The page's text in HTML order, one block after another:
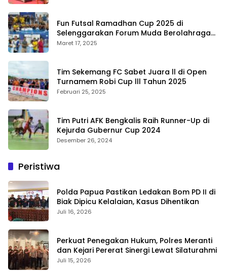
Fun Futsal Ramadhan Cup 2025 di
Selenggarakan Forum Muda Berolahraga
Bengkalis
Maret 17, 2025
Tim Sekemang FC Sabet Juara ll di Open
Turnamem Robi Cup lll Tahun 2025
Februari 25, 2025
Tim Putri AFK Bengkalis Raih Runner-Up di
Kejurda Gubernur Cup 2024
Desember 26, 2024
Peristiwa
Polda Papua Pastikan Ledakan Bom PD II di
Biak Dipicu Kelalaian, Kasus Dihentikan
Juli 16, 2026
Perkuat Penegakan Hukum, Polres Meranti
dan Kejari Pererat Sinergi Lewat Silaturahmi
Juli 15, 2026